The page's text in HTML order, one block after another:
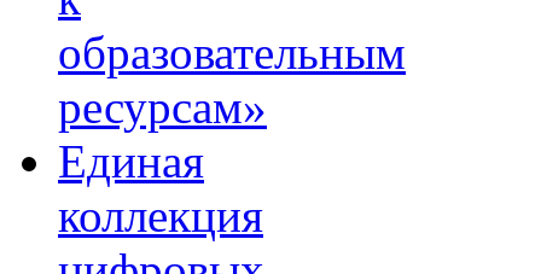
образовательным
ресурсам»
Единая
коллекция